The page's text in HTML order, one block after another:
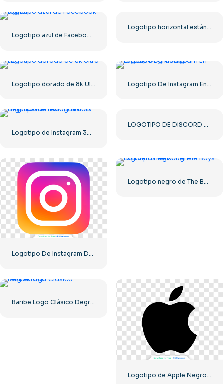
Logotipo azul de Facebook signo F
Logotipo horizontal estándar de YouTube 2025: descarga gratuita en formato PNG
Logotipo dorado de 8k Ultra HD Logotipo De Instagram En Círculo Degradado
Logotipo de Instagram 3D degradado redondeado
LOGOTIPO DE DISCORD 2025 ESTÁNDAR HORIZONTAL: Descarga gratuita de la imagen PNG
Logotipo De Instagram Degradado Redondeado
Logotipo negro de The Boys con vetas de sangre.
Baribe Logo Clásico Degradado